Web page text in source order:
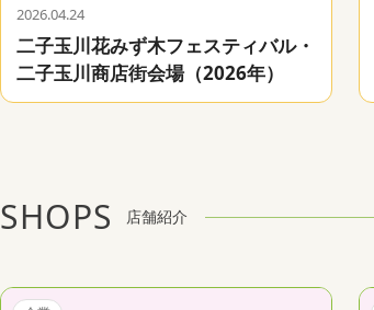
2026.04.24
二子玉川花みず木フェスティバル・
二子玉川商店街会場（2026年）
SHOPS 店舗紹介